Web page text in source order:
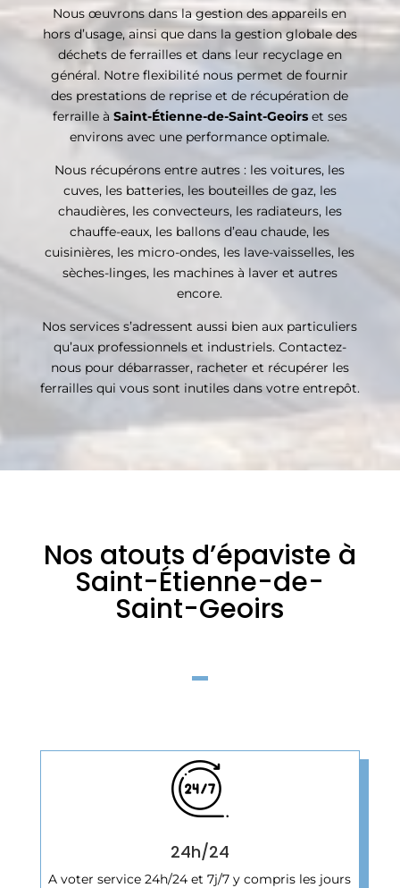
Nous œuvrons dans la gestion des appareils en
hors d’usage, ainsi que dans la gestion globale des
déchets de ferrailles et dans leur recyclage en
général. Notre flexibilité nous permet de fournir
des prestations de reprise et de récupération de
ferraille à Saint-Étienne-de-Saint-Geoirset ses
environs avec une performance optimale.
Nous récupérons entre autres : les voitures, les
cuves, les batteries, les bouteilles de gaz, les
chaudières, les convecteurs, les radiateurs, les
chauffe-eaux, les ballons d’eau chaude, les
cuisinières, les micro-ondes, les lave-vaisselles, les
sèches-linges, les machines à laver et autres
encore.
Nos services s’adressent aussi bien aux particuliers
qu’aux professionnels et industriels. Contactez-
nous pour débarrasser, racheter et récupérer les
ferrailles qui vous sont inutiles dans votre entrepôt.
Nos atouts d’épaviste à
Saint-Étienne-de-
Saint-Geoirs
24h/24
A voter service 24h/24 et 7j/7 y compris les jours